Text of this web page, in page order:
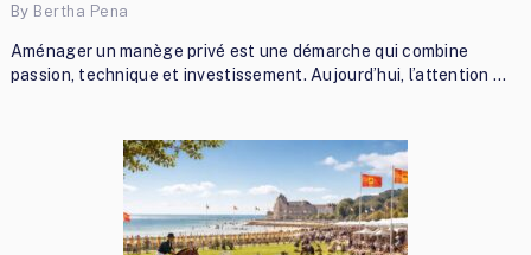
By Bertha Pena
Aménager un manège privé est une démarche qui combine
passion, technique et investissement. Aujourd’hui, l’attention …